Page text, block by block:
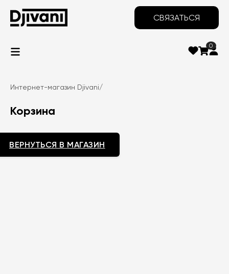
СВЯЗАТЬСЯ
0
Интернет-магазин Djivani/
Корзина
ВЕРНУТЬСЯ В МАГАЗИН